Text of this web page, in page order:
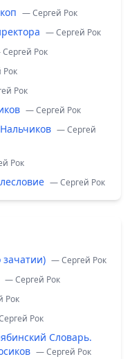
— Сергей Рок
— Сергей Рок
Рок
Рок
Рок
— Сергей Рок
— Сергей
Рок
— Сергей Рок
зачатии) — Сергей Рок
— Сергей Рок
Рок
Рок
Словарь.
— Сергей Рок